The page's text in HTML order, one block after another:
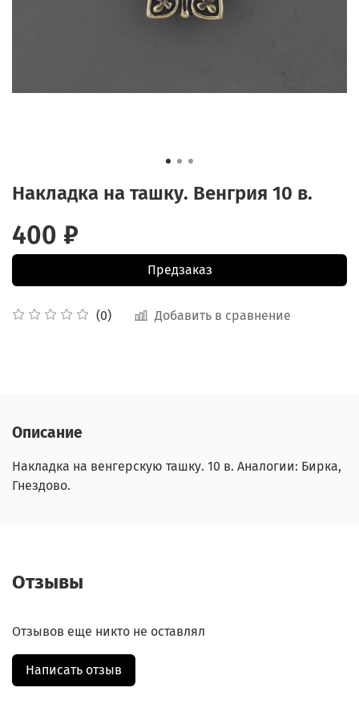
Накладка на ташку. Венгрия 10 в.
(0) Добавить в сравнение
400 ₽
Предзаказ
Описание
Накладка на венгерскую ташку. 10 в. Аналогии: Бирка,
Гнездово.
Отзывы
Отзывов еще никто не оставлял
Написать отзыв